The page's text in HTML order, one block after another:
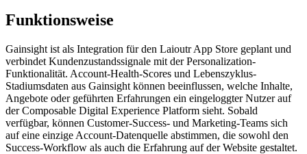
Funktionsweise
Gainsight ist als Integration für den Laioutr App Store geplant und
verbindet Kundenzustandssignale mit der Personalization-
Funktionalität. Account-Health-Scores und Lebenszyklus-
Stadiumsdaten aus Gainsight können beeinflussen, welche Inhalte,
Angebote oder geführten Erfahrungen ein eingeloggter Nutzer auf
der Composable Digital Experience Platform sieht. Sobald
verfügbar, können Customer-Success- und Marketing-Teams sich
auf eine einzige Account-Datenquelle abstimmen, die sowohl den
Success-Workflow als auch die Erfahrung auf der Website gestaltet.